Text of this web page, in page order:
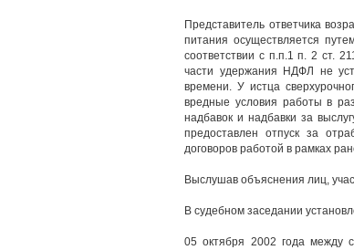
Представитель ответчика
питания осуществляется
соответствии с п.п.1 п. 2 ст.
части удержания НДФЛ не
времени. У истца
вредные условия работы в
надбавок и надбавки за
предоставлен отпуск за
договоров работой в рамках
Выслушав объяснения лиц,
В судебном заседании
05 октября 2002 года между